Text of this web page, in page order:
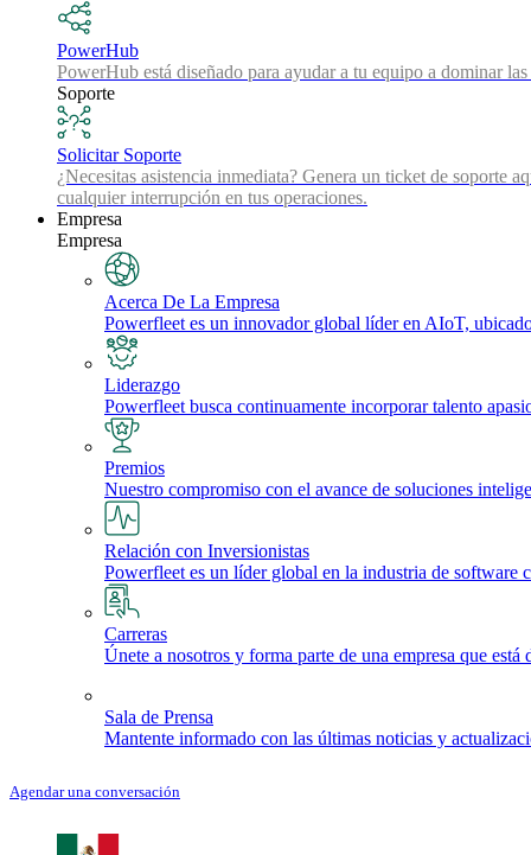
PowerHub
PowerHub está diseñado para ayudar a tu equipo a dominar
Soporte
Solicitar Soporte
¿Necesitas asistencia inmediata? Genera un ticket de soporte
cualquier interrupción en tus operaciones.
Empresa
Empresa
Acerca De La Empresa
Powerfleet es un innovador global líder en AIoT,
Liderazgo
Powerfleet busca continuamente incorporar talento
Premios
Nuestro compromiso con el avance de soluciones
Relación con Inversionistas
Powerfleet es un líder global en la industria de
Carreras
Únete a nosotros y forma parte de una empresa que
Sala de Prensa
Mantente informado con las últimas noticias y
Agendar una conversación